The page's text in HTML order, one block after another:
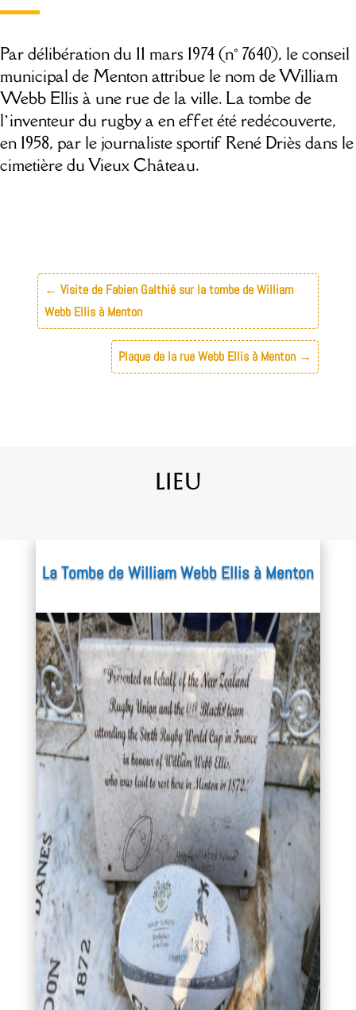
Par délibération du 11 mars 1974 (n° 7640), le conseil
municipal de Menton attribue le nom de William
Webb Ellis à une rue de la ville. La tombe de
l’inventeur du rugby a en effet été redécouverte,
en 1958, par le journaliste sportif René Driès dans le
cimetière du Vieux Château.
← Visite de Fabien Galthié sur la tombe de William
Webb Ellis à Menton
Plaque de la rue Webb Ellis à Menton →
Lieu
La Tombe de William Webb Ellis à Menton